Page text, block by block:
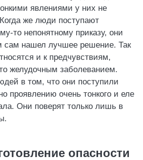
явлениями у них не
же люди поступают
то непонятному приказу, они
сам нашел лучшее решение. Так
и к предчувствиям,
желудочным заболеванием.
в том, что они поступили
проявлению очень тонкого и еле
Они поверят только лишь в
опасности